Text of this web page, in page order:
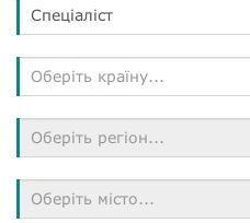
Спеціаліст
Оберіть країну...
Оберіть регіон...
Оберіть місто...